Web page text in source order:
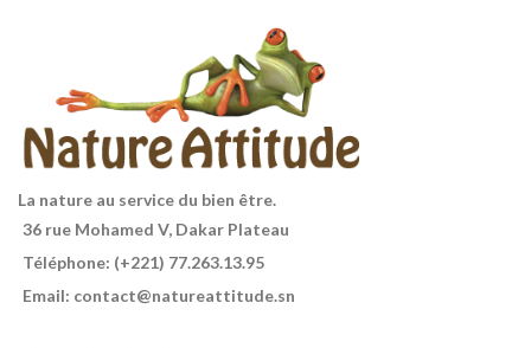
La nature au service du bien être.
36 rue Mohamed V, Dakar Plateau
Téléphone: (+221) 77.263.13.95
Email: contact@natureattitude.sn